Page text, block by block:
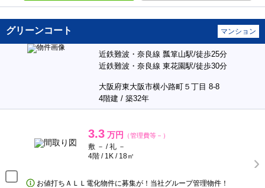
グリーンコート マンション
近鉄難波・奈良線 瓢箪山駅/徒歩25分
近鉄難波・奈良線 東花園駅/徒歩30分
大阪府東大阪市横小路町５丁目 8-8
4階建 / 築32年
3.3 万円 （管理費等－）
敷 － / 礼 －
4階 / 1K / 18㎡
お値打ちＡＬＬ電化物件に募集が！当社グループ管理物件！